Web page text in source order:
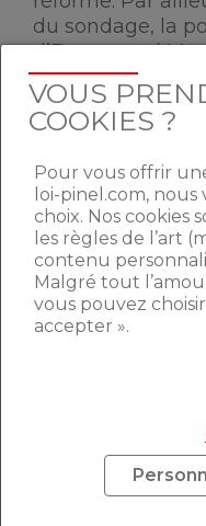
du sondage, la
d’Emmanuel
le plus de soutien.
souhaite pas
annonce
convention
Qatar. Cette
réduction de
pendant 5 ans.
UN IMPOT
Parmi ces
l’impôt de
VOUS
COOKIES ?
Pour vous offrir
loi-pinel.com,
choix. Nos cookies
les règles de l’art
contenu
Malgré tout
vous pouvez
accepter ».